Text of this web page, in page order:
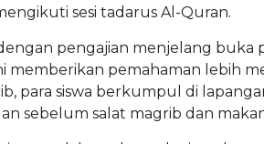
sesi tadarus Al-Quran.
pengajian menjelang buka
memberikan pemahaman lebih
para siswa berkumpul di
sebelum salat magrib dan